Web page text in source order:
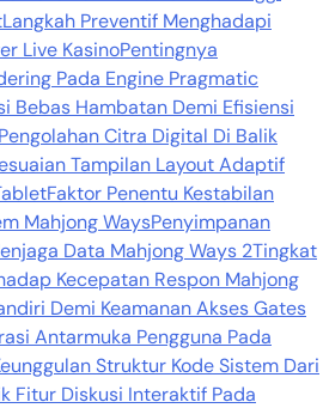
Langkah Preventif Menghadapi
Live KasinoPentingnya
Pada Engine Pragmatic
Bebas Hambatan Demi Efisiensi
Citra Digital Di Balik
Tampilan Layout Adaptif
Faktor Penentu Kestabilan
Mahjong WaysPenyimpanan
Data Mahjong Ways 2Tingkat
Kecepatan Respon Mahjong
Demi Keamanan Akses Gates
Antarmuka Pengguna Pada
Struktur Kode Sistem Dari
Fitur Diskusi Interaktif Pada